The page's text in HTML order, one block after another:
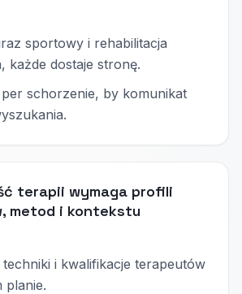
sportowy i rehabilitacja
każde dostaje stronę.
per schorzenie, by komunikat
terapii wymaga profili
metod i kontekstu
i kwalifikacje terapeutów
planie.